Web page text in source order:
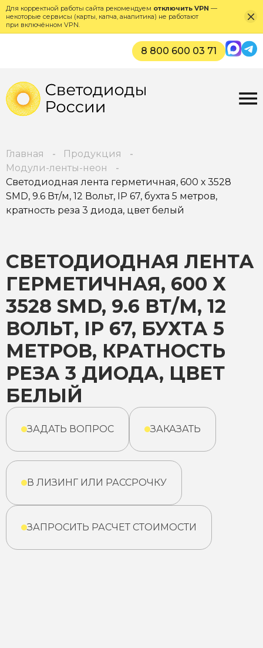
Для корректной работы сайта рекомендуем отключить VPN —
некоторые сервисы (карты, капча, аналитика) не работают
при включённом VPN.
8 800 600 03 71 Max
Главная
Продукция
Модули-ленты-неон
Светодиодная лента герметичная, 600 х 3528
SMD, 9.6 Вт/м, 12 Вольт, IP 67, бухта 5 метров,
кратность реза 3 диода, цвет белый
СВЕТОДИОДНАЯ ЛЕНТА
ГЕРМЕТИЧНАЯ, 600 Х
3528 SMD, 9.6 ВТ/М, 12
ВОЛЬТ, IP 67, БУХТА 5
МЕТРОВ, КРАТНОСТЬ
РЕЗА 3 ДИОДА, ЦВЕТ
БЕЛЫЙ
ЗАДАТЬ ВОПРОС ЗАКАЗАТЬ
В ЛИЗИНГ ИЛИ РАССРОЧКУ
ЗАПРОСИТЬ РАСЧЕТ СТОИМОСТИ